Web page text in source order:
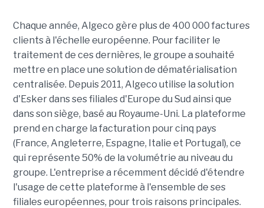
Chaque année, Algeco gère plus de 400 000 factures
clients à l'échelle européenne. Pour faciliter le
traitement de ces dernières, le groupe a souhaité
mettre en place une solution de dématérialisation
centralisée. Depuis 2011, Algeco utilise la solution
d'Esker dans ses filiales d'Europe du Sud ainsi que
dans son siège, basé au Royaume-Uni. La plateforme
prend en charge la facturation pour cinq pays
(France, Angleterre, Espagne, Italie et Portugal), ce
qui représente 50% de la volumétrie au niveau du
groupe. L'entreprise a récemment décidé d'étendre
l'usage de cette plateforme à l'ensemble de ses
filiales européennes, pour trois raisons principales.